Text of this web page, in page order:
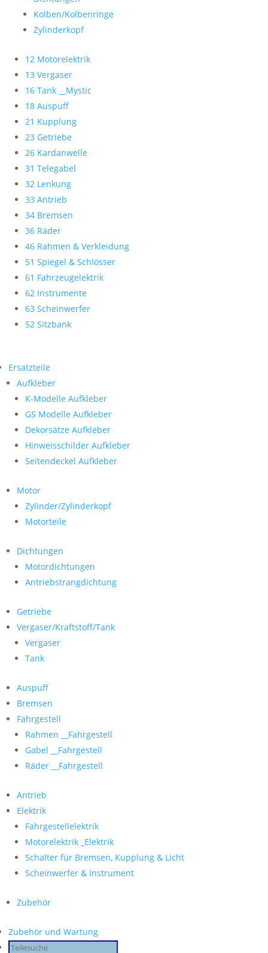
Kolben/Kolbenringe
Zylinderkopf
12 Motorelektrik
13 Vergaser
16 Tank __Mystic
18 Auspuff
21 Kupplung
23 Getriebe
26 Kardanwelle
31 Telegabel
32 Lenkung
33 Antrieb
34 Bremsen
36 Räder
46 Rahmen & Verkleidung
51 Spiegel & Schlösser
61 Fahrzeugelektrik
62 Instrumente
63 Scheinwerfer
52 Sitzbank
Ersatzteile
Aufkleber
K-Modelle Aufkleber
GS Modelle Aufkleber
Dekorsätze Aufkleber
Hinweisschilder Aufkleber
Seitendeckel Aufkleber
Motor
Zylinder/Zylinderkopf
Motorteile
Dichtungen
Motordichtungen
Antriebstrangdichtung
Getriebe
Vergaser/Kraftstoff/Tank
Vergaser
Tank
Auspuff
Bremsen
Fahrgestell
Rahmen __Fahrgestell
Gabel __Fahrgestell
Räder __Fahrgestell
Antrieb
Elektrik
Fahrgestellelektrik
Motorelektrik _Elektrik
Schalter für Bremsen, Kupplung & Licht
Scheinwerfer & Instrument
Zubehör
Zubehör und Wartung
Products